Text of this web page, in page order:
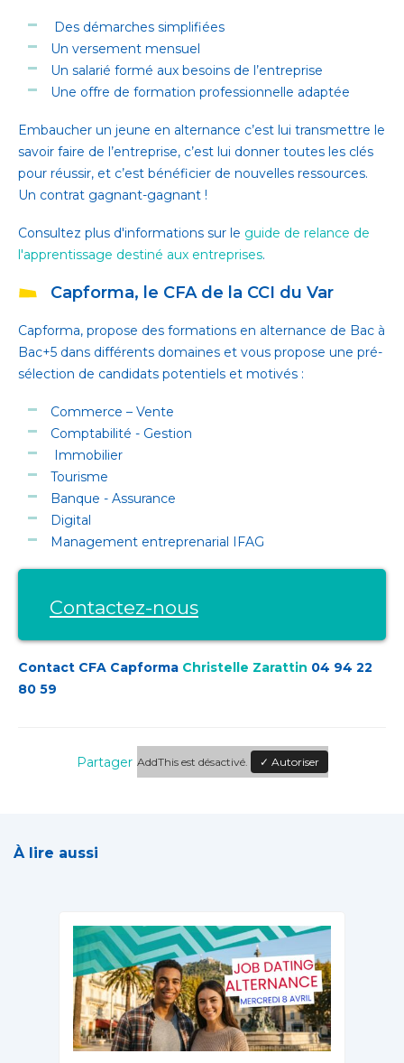
Des démarches simplifiées
Un versement mensuel
Un salarié formé aux besoins de l’entreprise
Une offre de formation professionnelle adaptée
Embaucher un jeune en alternance c’est lui transmettre le
savoir faire de l’entreprise, c’est lui donner toutes les clés
pour réussir, et c’est bénéficier de nouvelles ressources.
Un contrat gagnant-gagnant !
Consultez plus d'informations sur le guide de relance de
l'apprentissage destiné aux entreprises.
Capforma, le CFA de la CCI du Var
Capforma, propose des formations en alternance de Bac à
Bac+5 dans différents domaines et vous propose une pré-
sélection de candidats potentiels et motivés :
Commerce – Vente
Comptabilité - Gestion
Immobilier
Tourisme
Banque - Assurance
Digital
Management entreprenarial IFAG
Contactez-nous
Contact CFA Capforma Christelle Zarattin 04 94 22
80 59
Partager AddThis est désactivé. ✓ Autoriser
À lire aussi